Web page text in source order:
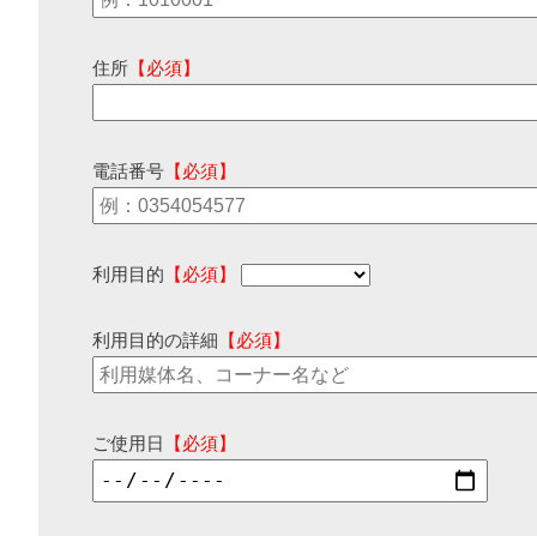
住所 【必須】
電話番号 【必須】
利用目的 【必須】
利用目的の詳細 【必須】
ご使用日 【必須】